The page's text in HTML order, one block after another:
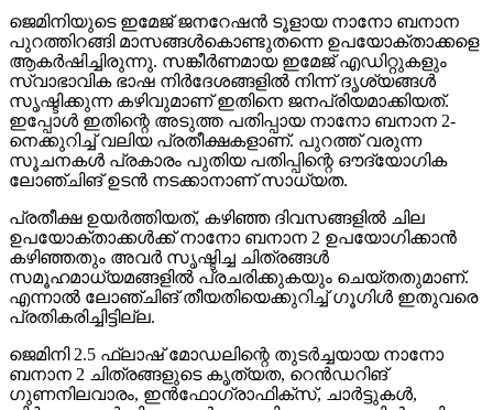
ജെമിനിയുടെ ഇമേജ് ജനറേഷന്‍ ടൂളായ നാനോ ബനാന
പുറത്തിറങ്ങി മാസങ്ങള്‍കൊണ്ടുതന്നെ ഉപയോക്താക്കളെ
ആകര്‍ഷിച്ചിരുന്നു. സങ്കീര്‍ണമായ ഇമേജ് എഡിറ്റുകളും
സ്വാഭാവിക ഭാഷ നിര്‍ദേശങ്ങളില്‍ നിന്ന് ദൃശ്യങ്ങള്‍
സൃഷ്ടിക്കുന്ന കഴിവുമാണ് ഇതിനെ ജനപ്രിയമാക്കിയത്.
ഇപ്പോള്‍ ഇതിന്റെ അടുത്ത പതിപ്പായ നാനോ ബനാന 2-
നെക്കുറിച്ച് വലിയ പ്രതീക്ഷകളാണ്. പുറത്ത് വരുന്ന
സൂചനകള്‍ പ്രകാരം പുതിയ പതിപ്പിന്റെ ഔദ്യോഗിക
ലോഞ്ചിങ് ഉടന്‍ നടക്കാനാണ് സാധ്യത.
പ്രതീക്ഷ ഉയര്‍ത്തിയത്, കഴിഞ്ഞ ദിവസങ്ങളില്‍ ചില
ഉപയോക്താക്കള്‍ക്ക് നാനോ ബനാന 2 ഉപയോഗിക്കാന്‍
കഴിഞ്ഞതും അവര്‍ സൃഷ്ടിച്ച ചിത്രങ്ങള്‍
സമൂഹമാധ്യമങ്ങളില്‍ പ്രചരിക്കുകയും ചെയ്തതുമാണ്.
എന്നാല്‍ ലോഞ്ചിങ് തീയതിയെക്കുറിച്ച് ഗൂഗിള്‍ ഇതുവരെ
പ്രതികരിച്ചിട്ടില്ല.
ജെമിനി 2.5 ഫ്‌ലാഷ് മോഡലിന്റെ തുടര്‍ച്ചയായ നാനോ
ബനാന 2 ചിത്രങ്ങളുടെ കൃത്യത, റെന്‍ഡറിങ്
ഗുണനിലവാരം, ഇന്‍ഫോഗ്രാഫിക്സ്, ചാര്‍ട്ടുകള്‍,